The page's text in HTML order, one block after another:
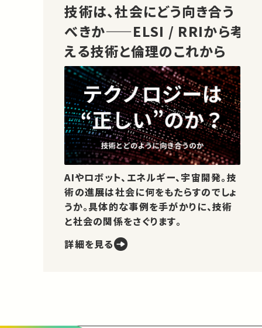
技術は、社会にどう向き合う
べきか——ELSI / RRIから考
える技術と倫理のこれから
AIやロボット、エネルギー、宇宙開発。技
術の進展は社会に何をもたらすのでしょ
うか。具体的な事例を手がかりに、技術
と社会の関係をさぐります。
詳細を見る